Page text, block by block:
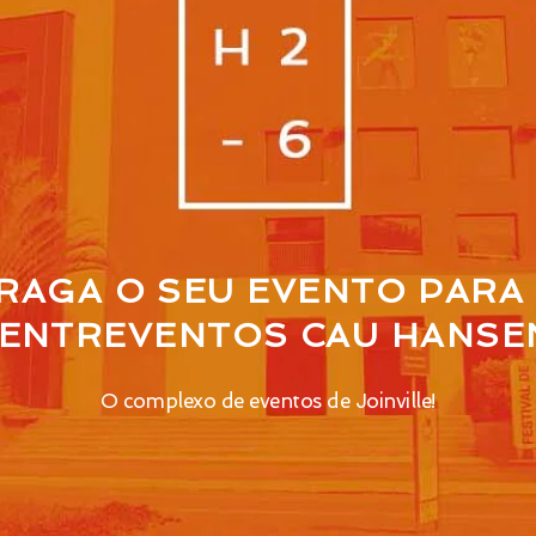
O SEU EVENTO PARA
CAU
O complexo de eventos de Joinville!